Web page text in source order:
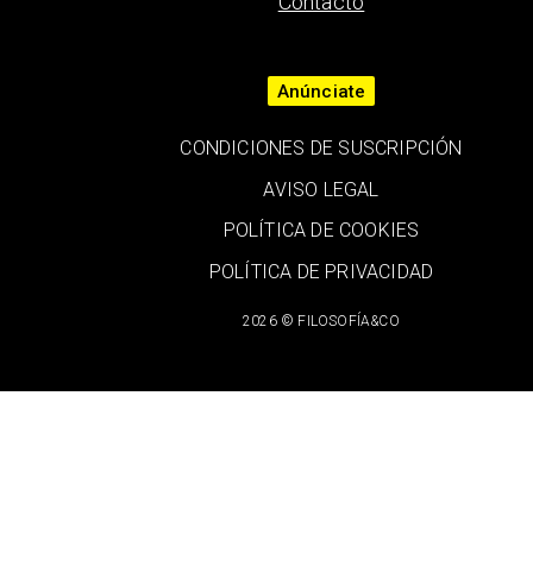
2026 © FILOSOFÍA&CO
Anúnciate
CONDICIONES DE SUSCRIPCIÓN
AVISO LEGAL
POLÍTICA DE COOKIES
POLÍTICA DE PRIVACIDAD